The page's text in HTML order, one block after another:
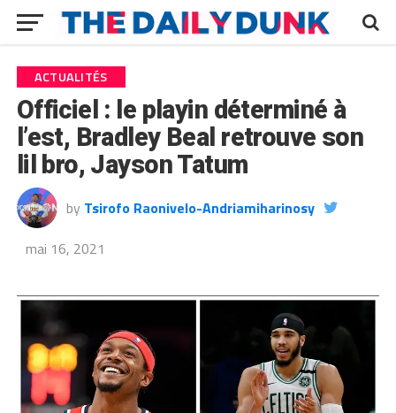
ACTUALITÉS
Officiel : le playin déterminé à
l’est, Bradley Beal retrouve son
lil bro, Jayson Tatum
by Tsirofo Raonivelo-Andriamiharinosy
mai 16, 2021